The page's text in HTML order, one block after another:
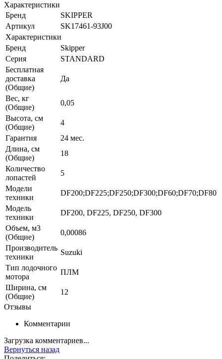
Характеристики
Бренд
SKIPPER
Артикул
SK17461-93J00
Характеристики
Бренд
Skipper
Серия
STANDARD
Бесплатная
доставка
(Общие)
Да
Вес, кг
(Общие)
0,05
Высота, см
(Общие)
4
Гарантия
24 мес.
Длина, см
(Общие)
18
Количество
лопастей
5
Модели
техники
DF200;DF225;DF250;DF300;DF60;DF70;DF80
Модель
техники
DF200, DF225, DF250, DF300
Объем, м3
(Общие)
0,00086
Производитель
техники
Suzuki
Тип лодочного
мотора
ПЛМ
Ширина, см
(Общие)
12
Отзывы
Комментарии
Загрузка комментариев...
Вернуться назад